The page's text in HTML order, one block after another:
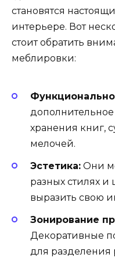
становятся
интерьере. Вот
стоит обратить
меблировки:
дополнительное
хранения книг,
мелочей.
Эстетика: Они
разных стилях и
выразить свою
Зонирование
Декоративные
для разделения